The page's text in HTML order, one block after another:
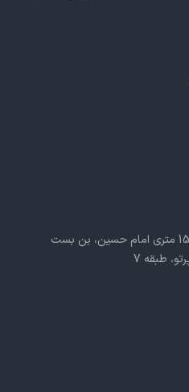
حکیمیه، تهران‌پارس، بلوار بابائیان، 15 متری امام حسین، بن بست